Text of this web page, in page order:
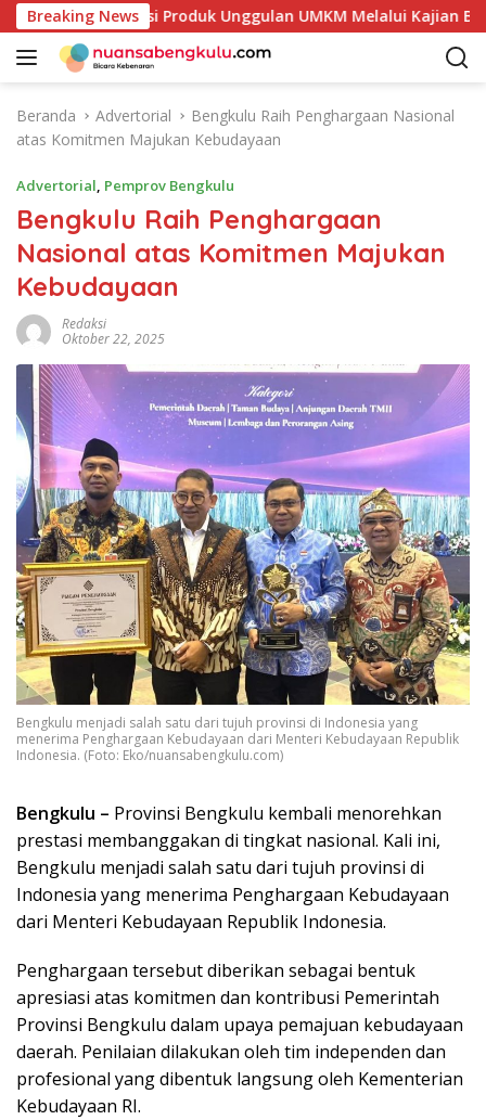
a
Breaking News
Potensi Produk Unggulan UMKM Melalui Kajian Bank
Beranda Advertorial
Bengkulu Raih Penghargaan Nasional
atas Komitmen Majukan Kebudayaan
Advertorial, Pemprov Bengkulu
Bengkulu Raih Penghargaan
Nasional atas Komitmen Majukan
Kebudayaan
Redaksi
Oktober 22, 2025
Bengkulu menjadi salah satu dari tujuh provinsi di Indonesia yang
menerima Penghargaan Kebudayaan dari Menteri Kebudayaan Republik
Indonesia. (Foto: Eko/nuansabengkulu.com)
Bengkulu – Provinsi Bengkulu kembali menorehkan
prestasi membanggakan di tingkat nasional. Kali ini,
Bengkulu menjadi salah satu dari tujuh provinsi di
Indonesia yang menerima Penghargaan Kebudayaan
dari Menteri Kebudayaan Republik Indonesia.
Penghargaan tersebut diberikan sebagai bentuk
apresiasi atas komitmen dan kontribusi Pemerintah
Provinsi Bengkulu dalam upaya pemajuan kebudayaan
daerah. Penilaian dilakukan oleh tim independen dan
profesional yang dibentuk langsung oleh Kementerian
Kebudayaan RI.